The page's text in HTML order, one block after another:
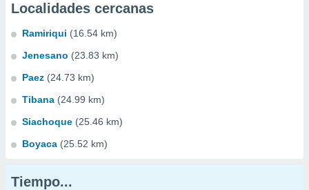
Localidades cercanas
Ramiriqui (16.54 km)
Jenesano (23.83 km)
Paez (24.73 km)
Tibana (24.99 km)
Siachoque (25.46 km)
Boyaca (25.52 km)
Tiempo...